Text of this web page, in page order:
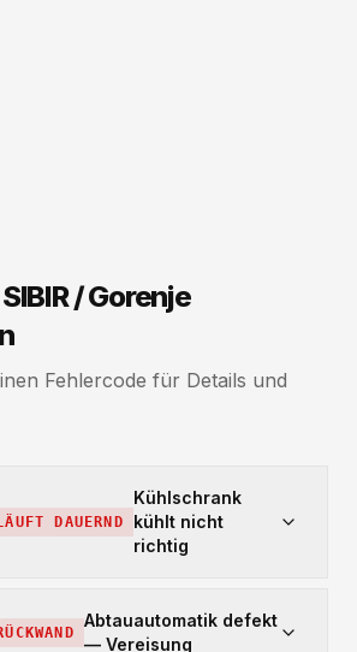
/ Gorenje
Fehlercode für Details und
DAUERND
Kühlschrank
kühlt nicht
richtig
Abtauautomatik defekt
— Vereisung